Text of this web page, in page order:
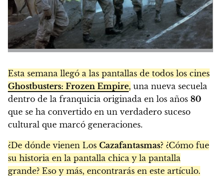
Esta semana llegó a las pantallas de todos los cines
Ghostbusters: Frozen Empire, una nueva secuela
dentro de la franquicia originada en los años 80
que se ha convertido en un verdadero suceso
cultural que marcó generaciones.
¿De dónde vienen Los Cazafantasmas? ¿Cómo fue
su historia en la pantalla chica y la pantalla
grande? Eso y más, encontrarás en este artículo.